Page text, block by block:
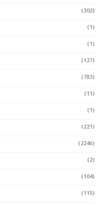
(302)
(1)
(1)
(127)
(783)
(11)
(1)
(221)
(2246)
(2)
(104)
(115)